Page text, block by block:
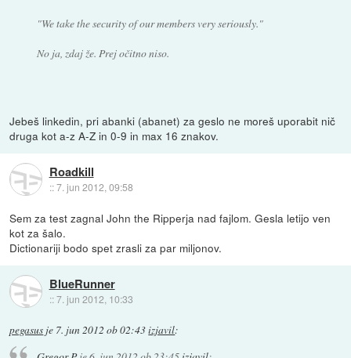
"We take the security of our members very seriously."
No ja, zdaj že. Prej očitno niso.
Jebeš linkedin, pri abanki (abanet) za geslo ne moreš uporabit nič
druga kot a-z A-Z in 0-9 in max 16 znakov.
Roadkill
::7. jun 2012, 09:58
Sem za test zagnal John the Ripperja nad fajlom. Gesla letijo ven
kot za šalo.
Dictionariji bodo spet zrasli za par miljonov.
BlueRunner
::7. jun 2012, 10:33
pegasus je 7. jun 2012 ob 02:43izjavil: